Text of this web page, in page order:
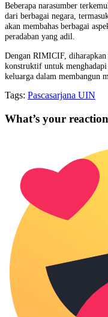
Beberapa narasumber
dari berbagai negara,
akan membahas berbagai
peradaban yang adil.
Dengan RIMICIF,
konstruktif untuk menghadapi
keluarga dalam membangun
Tags: Pascasarjana UIN
What’s your